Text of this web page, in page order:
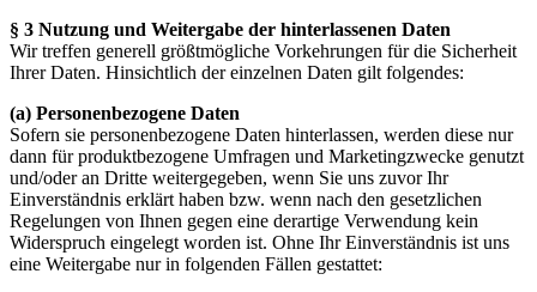
§ 3 Nutzung und Weitergabe der hinterlassenen Daten
Wir treffen generell größtmögliche Vorkehrungen für die Sicherheit
Ihrer Daten. Hinsichtlich der einzelnen Daten gilt folgendes:
(a) Personenbezogene Daten
Sofern sie personenbezogene Daten hinterlassen, werden diese nur
dann für produktbezogene Umfragen und Marketingzwecke genutzt
und/oder an Dritte weitergegeben, wenn Sie uns zuvor Ihr
Einverständnis erklärt haben bzw. wenn nach den gesetzlichen
Regelungen von Ihnen gegen eine derartige Verwendung kein
Widerspruch eingelegt worden ist. Ohne Ihr Einverständnis ist uns
eine Weitergabe nur in folgenden Fällen gestattet: